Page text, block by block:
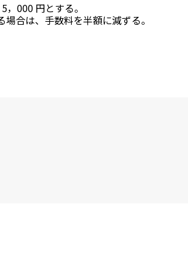
000 円とする。
合は、手数料を半額に減ずる。